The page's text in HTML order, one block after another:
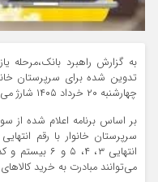
به گزارش راهبرد بانک،مرحله
چهارشنبه ۲۰ خرداد ۱۴۰۵ شارژ می‌شود.
بر اساس برنامه اعلام شده از
می‌توانند مبادرت به خرید